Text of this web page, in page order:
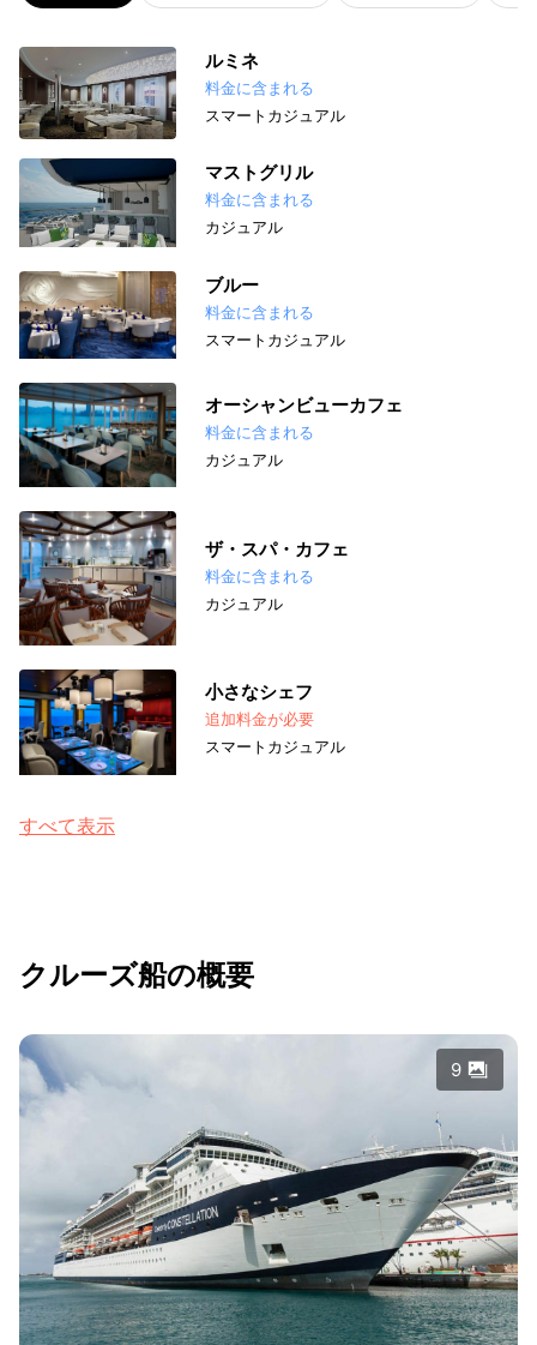
ルミネ
料金に含まれる
スマートカジュアル
マストグリル
料金に含まれる
カジュアル
ブルー
料金に含まれる
スマートカジュアル
オーシャンビューカフェ
料金に含まれる
カジュアル
ザ・スパ・カフェ
料金に含まれる
カジュアル
小さなシェフ
追加料金が必要
スマートカジュアル
すべて表示
クルーズ船の概要
9